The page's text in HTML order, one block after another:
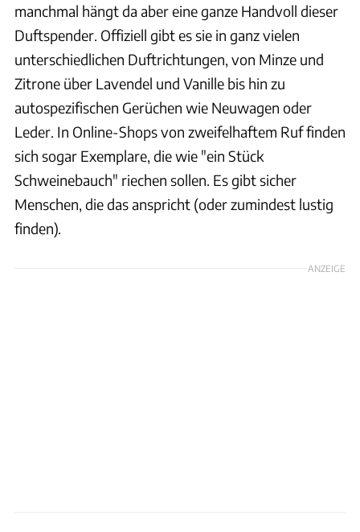
manchmal hängt da aber eine ganze Handvoll dieser
Duftspender. Offiziell gibt es sie in ganz vielen
unterschiedlichen Duftrichtungen, von Minze und
Zitrone über Lavendel und Vanille bis hin zu
autospezifischen Gerüchen wie Neuwagen oder
Leder. In Online-Shops von zweifelhaftem Ruf finden
sich sogar Exemplare, die wie "ein Stück
Schweinebauch" riechen sollen. Es gibt sicher
Menschen, die das anspricht (oder zumindest lustig
finden).
ANZEIGE